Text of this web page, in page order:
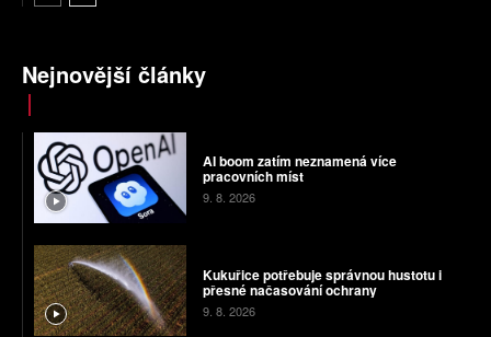
Nejnovější články
AI boom zatím neznamená více
pracovních míst
9. 8. 2026
Kukuřice potřebuje správnou hustotu i
přesné načasování ochrany
9. 8. 2026